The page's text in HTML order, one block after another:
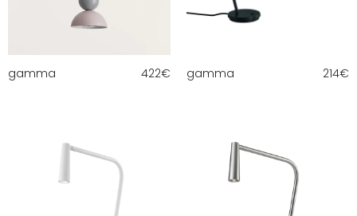
gamma 422€ gamma 214€